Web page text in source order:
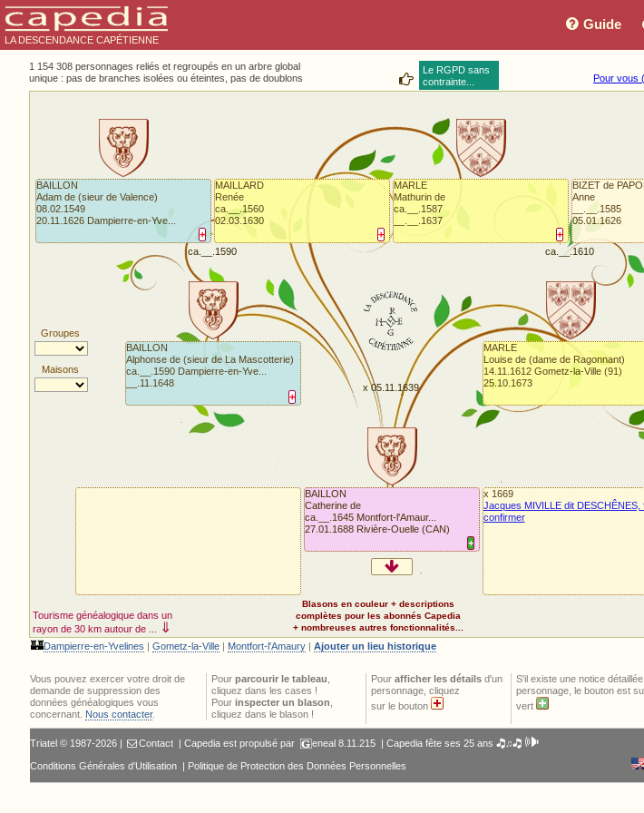
LA DESCENDANCE CAPÉTIENNE
Guide
1 154 308 personnages reliés et regroupés en un arbre global
unique : pas de branches isolées ou éteintes, pas de doublons
Le RGPD sans
contrainte...
Pour vous
Groupes
Maisons
Tourisme généalogique dans un
rayon de 30 km autour de ...
⇓
+
BAILLON
Catherine de
ca.__.1645 Montfort-l'Amaur...
27.01.1688 Rivière-Ouelle (CAN)
+
BAILLON
Alphonse de (sieur de La Mascotterie)
ca.__.1590 Dampierre-en-Yve...
__.11.1648
MARLE
Louise de (dame de Ragonnant)
14.11.1612 Gometz-la-Ville (91)
25.10.1673
+
BAILLON
Adam de (sieur de Valence)
08.02.1549
20.11.1626 Dampierre-en-Yve...
+
MAILLARD
Renée
ca.__.1560
02.03.1630
+
MARLE
Mathurin de
ca.__.1587
__.__.1637
BIZET de
Anne
__.__.1585
05.01.1626
x 05.11.1639
ca.__.1590 ca.__.1610
x 1669
Jacques MIVILLE dit DESCHÊNES,
confirmer
🏰Dampierre-en-Yvelines | Gometz-la-Ville | Montfort-l'Amaury | Ajouter un lieu historique
Blasons en couleur + descriptions
complètes pour les abonnés Capedia
+ nombreuses autres fonctionnalités...
Vous pouvez exercer votre droit de
demande de suppression des
données généalogiques vous
concernant. Nous contacter.
Pour parcourir le tableau
cliquez dans les cases !
Pour inspecter un blason
cliquez dans le blason !
Pour afficher les détails d'un
personnage, cliquez
sur le bouton
S'il existe une notice
personnage, le bouton est
vert
Triatel © 1987-2026 | Contact | Capedia est propulsé par eneal8.11.215 | Capedia fête ses 25 ans 🎝♫🎝 🕪
Conditions Générales d'Utilisation | Politique de Protection des Données Personnelles